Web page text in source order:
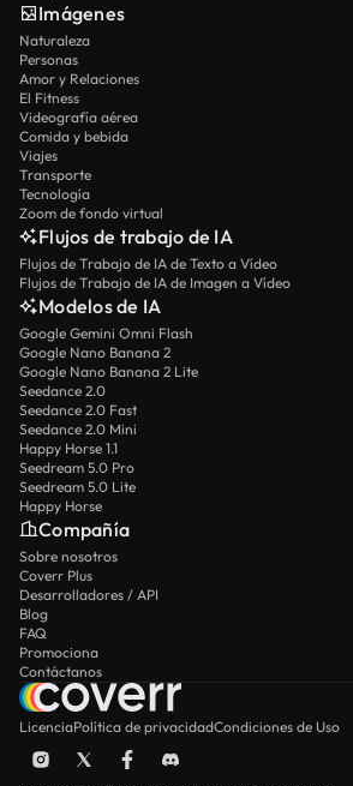
Imágenes
Naturaleza
Personas
Amor y Relaciones
El Fitness
Videografía aérea
Comida y bebida
Viajes
Transporte
Tecnología
Zoom de fondo virtual
Flujos de trabajo de IA
Flujos de Trabajo de IA de Texto a Vídeo
Flujos de Trabajo de IA de Imagen a Vídeo
Modelos de IA
Google Gemini Omni Flash
Google Nano Banana 2
Google Nano Banana 2 Lite
Seedance 2.0
Seedance 2.0 Fast
Seedance 2.0 Mini
Happy Horse 1.1
Seedream 5.0 Pro
Seedream 5.0 Lite
Happy Horse
Compañía
Sobre nosotros
Coverr Plus
Desarrolladores / API
Blog
FAQ
Promociona
Contáctanos
LicenciaPolítica de privacidadCondiciones de Uso